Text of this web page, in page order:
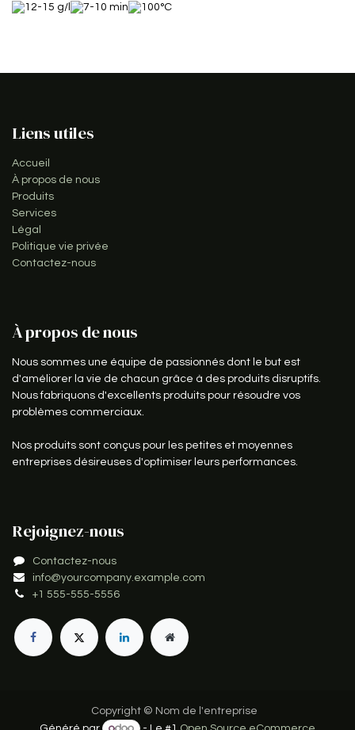
12-15 g/l 7-10 min 100°C
Liens utiles
Accueil
À propos de nous
Produits
Services
Légal
Politique vie privée
Contactez-nous
À propos de nous
Nous sommes une équipe de passionnés dont le but est
d'améliorer la vie de chacun grâce à des produits disruptifs.
Nous fabriquons d'excellents produits pour résoudre vos
problèmes commerciaux.
Nos produits sont conçus pour les petites et moyennes
entreprises désireuses d'optimiser leurs performances.
Rejoignez-nous
Contactez-nous
info@yourcompany.example.com
+1 555-555-5556
Copyright © Nom de l'entreprise